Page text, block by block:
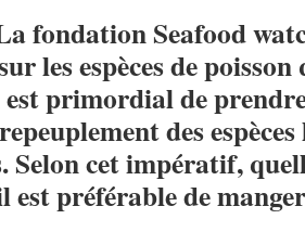
fondation Seafood
les espèces de
est primordial de
des
Selon cet impératif,
est préférable de